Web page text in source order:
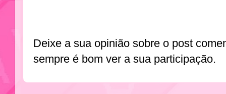
Deixe a sua opinião sobre o post
sempre é bom ver a sua participação.